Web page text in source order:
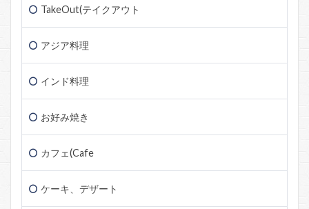
TakeOut(テイクアウト
アジア料理
インド料理
お好み焼き
カフェ(Cafe
ケーキ、デザート